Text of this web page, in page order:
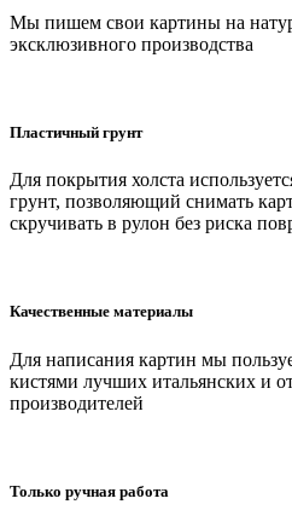
Мы пишем свои картины на
эксклюзивного производства
Пластичный грунт
Для покрытия холста
грунт, позволяющий снимать
скручивать в рулон без риска
Качественные материалы
Для написания картин мы
кистями лучших итальянских и
производителей
Только ручная работа